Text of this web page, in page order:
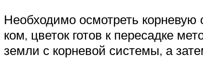
Необходимо осмотреть корневую
ком, цветок готов к пересадке
земли с корневой системы, а